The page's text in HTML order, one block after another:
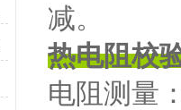
减。
热电阻校
电阻测量